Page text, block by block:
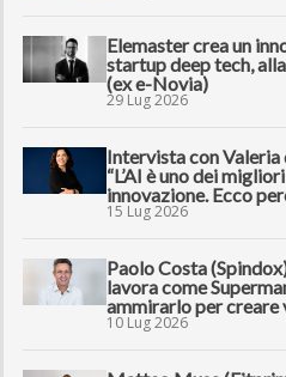
Elemaster crea un
startup deep tech,
(ex e-Novia)
29 Lug 2026
Intervista con Valeria
“L’AI è uno dei
innovazione. Ecco
15 Lug 2026
Paolo Costa
lavora come
ammirarlo per creare
10 Lug 2026